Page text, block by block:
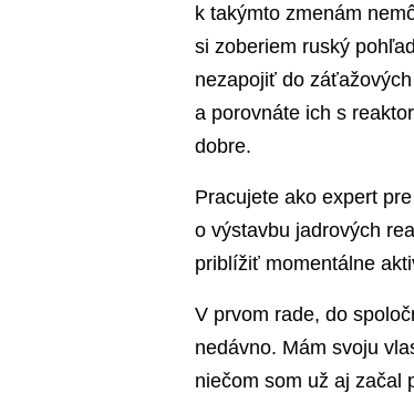
k takýmto zmenám
si zoberiem ruský
nezapojiť do
a porovnáte ich s
dobre.
Pracujete ako expert
o výstavbu jadrových
priblížiť momentálne
V prvom rade, do
nedávno. Mám svoju
niečom som už aj začal